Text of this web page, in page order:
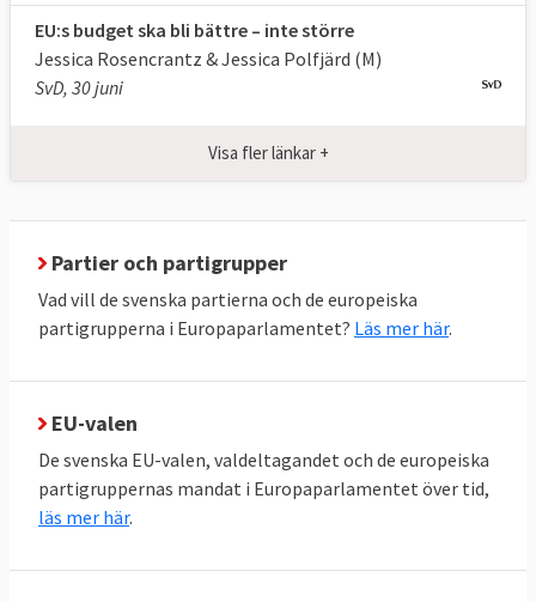
institutioner genom regelbunden utfrågning
av ansvariga tjänstemän och politiker.
Europaparlamentet beslutar årligen om
ansvarsfrihet för hur EU:s budget har
kommissionen och kan även avsätta
kommissionen i sin helhet.
också ett vidare opinionsmässigt inflytande.
Vissa kallar därför parlamentet för Europas
politiska torg. Genom att anta uttalanden
påverkar man den politiska opinionen i
EU:s budget ska bli bättre – inte större
Jessica Rosencrantz & Jessica Polfjärd (M)
SvD, 30 juni
Visa fler länkar +
Partier och partigrupper
Vad vill de svenska partierna och de europeiska
partigrupperna i Europaparlamentet? Läs mer här.
EU-valen
De svenska EU-valen, valdeltagandet och de europeiska
partigruppernas mandat i Europaparlamentet över tid,
läs mer här.